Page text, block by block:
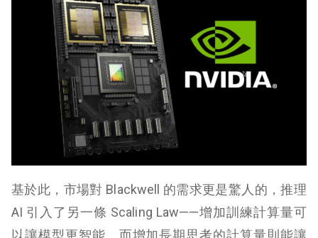
基於此，市場對 Blackwell 的需求更是驚人的，推理
AI 引入了另一條 Scaling Law——增加訓練計算量可